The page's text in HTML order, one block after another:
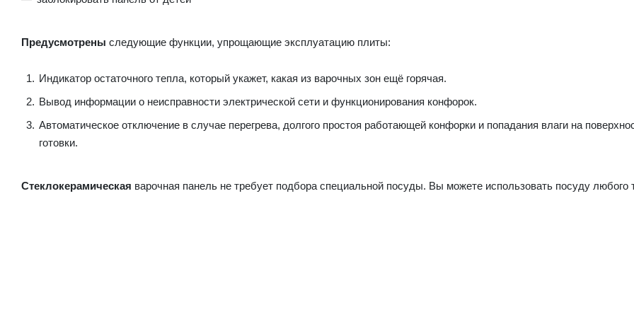
Предусмотрены следующие функции, упрощающие эксплуатацию плиты:
Индикатор остаточного тепла, который укажет, какая из варочных зон ещё горячая.
Вывод информации о неисправности электрической сети и функционирования конфорок.
Автоматическое отключение в случае перегрева, долгого простоя работающей конфорки и попадания влаги на
готовки.
Стеклокерамическая варочная панель не требует подбора специальной посуды. Вы можете использовать посуду любого